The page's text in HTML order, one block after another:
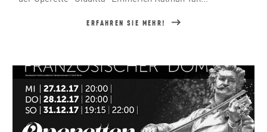
ERFAHREN SIE MEHR!